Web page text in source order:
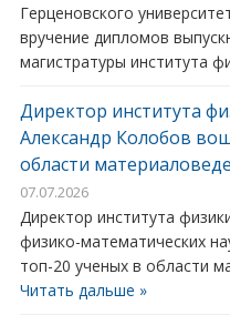
Герценовского
вручение дипломов
магистратуры института
Директор института
Александр Колобов
области
07.07.2026
Директор института
физико-математических
топ-20 ученых в области
Читать дальше »